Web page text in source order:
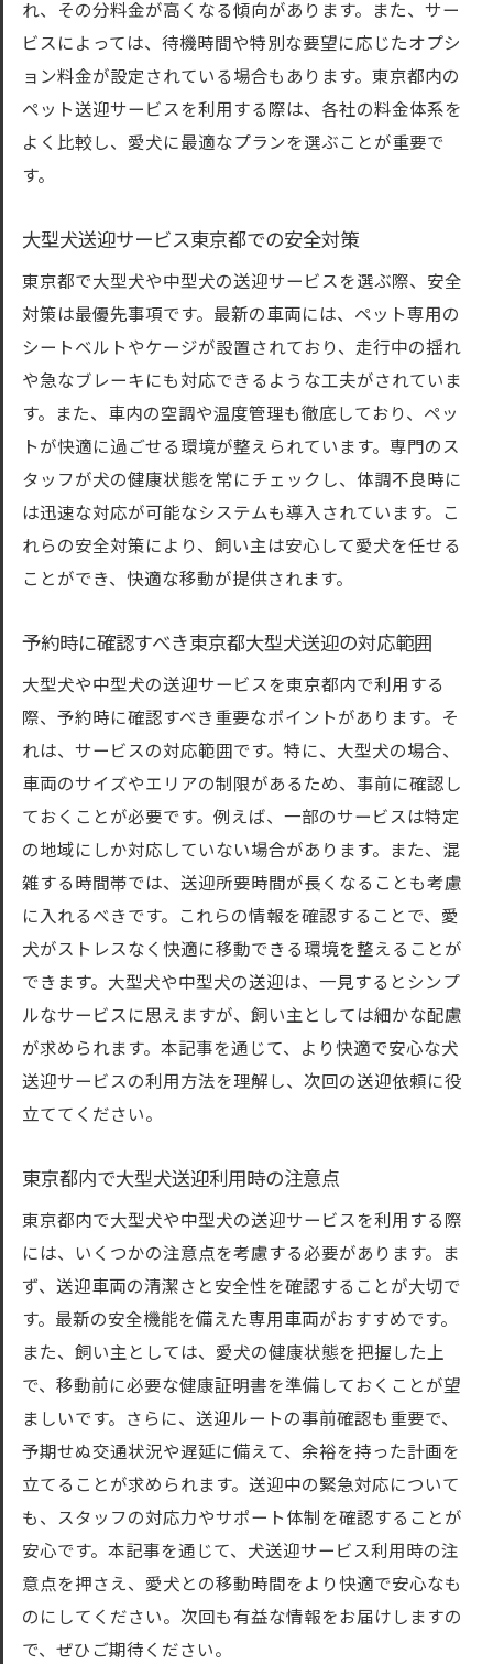
東京都内での大型犬中型犬送迎に最適なタ
イミング
大型犬中型犬送迎東京都での移動計画の立
て方
備
中型犬送迎東京都利用者に聞いた快適な体
験談
東京都で中型犬送迎を快適にする車内環境
中型犬送迎サービスを東京都でスマートに
利用する方法
東京都での中型犬送迎時に役立つサービス
東京都内の中型犬送迎における快適さの追
求
東京都での大型犬送迎安心を支えるスタッフの
役割
タッフ紹介
東京都内大型犬送迎スタッフの重要な役割
東京都大型犬送迎におけるスタッフの安心
対応
大型犬送迎東京都のスタッフによるサポー
ト体制
中型犬大型犬送迎東京都内の最新サービス事情
東京都内の中型犬大型犬送迎最新サービス
中型犬大型犬送迎サービス東京都での新し
い取り組み
東京都の中型犬大型犬送迎におけるサービ
中型犬大型犬送迎東京都内で期待されるサ
東京都大型犬中型犬送迎サービスで愛犬のスト
レス軽減
東京都で大型犬中型犬送迎時のストレス要
因とその対策
大型犬中型犬送迎東京都でのリラックスで
きる環境作り
東京都内での大型犬中型犬送迎ストレス軽
減の実例
中型犬大型犬送迎サービス東京都での安心
れ、その分料金が高くなる傾向があります。また、サー
ビスによっては、待機時間や特別な要望に応じたオプシ
ョン料金が設定されている場合もあります。東京都内の
ペット送迎サービスを利用する際は、各社の料金体系を
よく比較し、愛犬に最適なプランを選ぶことが重要で
す。
大型犬送迎サービス東京都での安全対策
東京都で大型犬や中型犬の送迎サービスを選ぶ際、安全
対策は最優先事項です。最新の車両には、ペット専用の
シートベルトやケージが設置されており、走行中の揺れ
や急なブレーキにも対応できるような工夫がされていま
す。また、車内の空調や温度管理も徹底しており、ペッ
トが快適に過ごせる環境が整えられています。専門のス
タッフが犬の健康状態を常にチェックし、体調不良時に
は迅速な対応が可能なシステムも導入されています。こ
れらの安全対策により、飼い主は安心して愛犬を任せる
ことができ、快適な移動が提供されます。
予約時に確認すべき東京都大型犬送迎の対応範囲
大型犬や中型犬の送迎サービスを東京都内で利用する
際、予約時に確認すべき重要なポイントがあります。そ
れは、サービスの対応範囲です。特に、大型犬の場合、
車両のサイズやエリアの制限があるため、事前に確認し
ておくことが必要です。例えば、一部のサービスは特定
の地域にしか対応していない場合があります。また、混
雑する時間帯では、送迎所要時間が長くなることも考慮
に入れるべきです。これらの情報を確認することで、愛
犬がストレスなく快適に移動できる環境を整えることが
できます。大型犬や中型犬の送迎は、一見するとシンプ
ルなサービスに思えますが、飼い主としては細かな配慮
が求められます。本記事を通じて、より快適で安心な犬
送迎サービスの利用方法を理解し、次回の送迎依頼に役
立ててください。
東京都内で大型犬送迎利用時の注意点
東京都内で大型犬や中型犬の送迎サービスを利用する際
には、いくつかの注意点を考慮する必要があります。ま
ず、送迎車両の清潔さと安全性を確認することが大切で
す。最新の安全機能を備えた専用車両がおすすめです。
また、飼い主としては、愛犬の健康状態を把握した上
で、移動前に必要な健康証明書を準備しておくことが望
ましいです。さらに、送迎ルートの事前確認も重要で、
予期せぬ交通状況や遅延に備えて、余裕を持った計画を
立てることが求められます。送迎中の緊急対応について
も、スタッフの対応力やサポート体制を確認することが
安心です。本記事を通じて、犬送迎サービス利用時の注
意点を押さえ、愛犬との移動時間をより快適で安心なも
のにしてください。次回も有益な情報をお届けしますの
で、ぜひご期待ください。